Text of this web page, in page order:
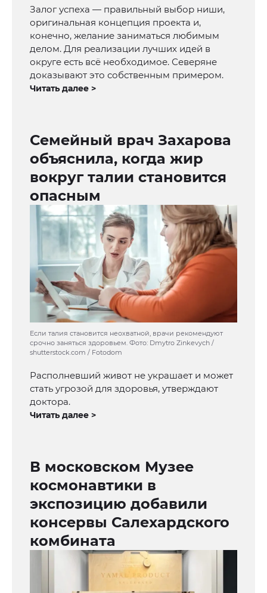
Залог успеха — правильный выбор ниши,
оригинальная концепция проекта и,
конечно, желание заниматься любимым
делом. Для реализации лучших идей в
округе есть всё необходимое. Северяне
доказывают это собственным примером.
Читать далее >
Семейный врач Захарова
объяснила, когда жир
вокруг талии становится
опасным
Если талия становится неохватной, врачи рекомендуют
срочно заняться здоровьем. Фото: Dmytro Zinkevych /
shutterstock.com / Fotodom
Располневший живот не украшает и может
стать угрозой для здоровья, утверждают
доктора.
Читать далее >
В московском Музее
космонавтики в
экспозицию добавили
консервы Салехардского
комбината